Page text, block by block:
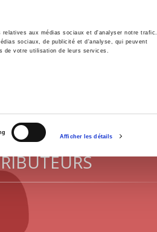
aux médias sociaux et d'analyser notre trafic.
sociaux, de publicité et d'analyse, qui peuvent
de votre utilisation de leurs services.
Afficher les détails
International